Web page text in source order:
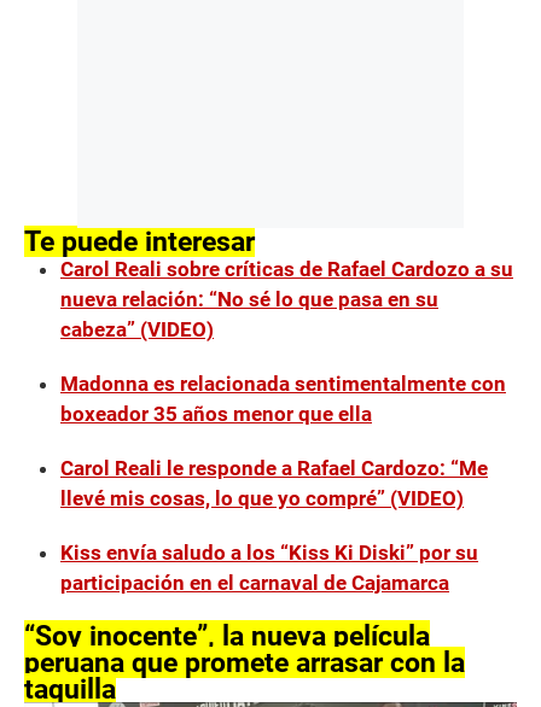
Te puede interesar
Carol Reali sobre críticas de Rafael Cardozo a su
nueva relación: “No sé lo que pasa en su
cabeza” (VIDEO)
Madonna es relacionada sentimentalmente con
boxeador 35 años menor que ella
Carol Reali le responde a Rafael Cardozo: “Me
llevé mis cosas, lo que yo compré” (VIDEO)
Kiss envía saludo a los “Kiss Ki Diski” por su
participación en el carnaval de Cajamarca
“Soy inocente”, la nueva película
peruana que promete arrasar con la
taquilla